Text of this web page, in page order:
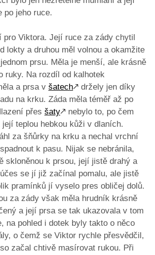
po jeho ruce.
pro Viktora. Její ruce za zády chytil
lokty a druhou měl volnou a okamžite
prsu. Měla je menší, ale krásně
ruky. Na rozdíl od kalhotek
a prsa v šatech🡕 držely jen díky
na krku. Záda měla téměř až po
přes šaty🡕 nebylo to, po čem
teplou hebkou kůži v dlaních.
za šňůrky na krku a nechal vrchní
k pasu. Nijak se nebránila,
skloněnou k prsou, její jistě drahý a
se jí již začínal pomalu, ale jistě
pramínků jí vyselo pres obličej dolů.
za zády však měla hrudník krásně
a její prsa se tak ukazovala v tom
na pohled i dotek byly takto o něco
o čemž se Viktor rychle přesvědčil,
začal chtivě masírovat rukou. Při